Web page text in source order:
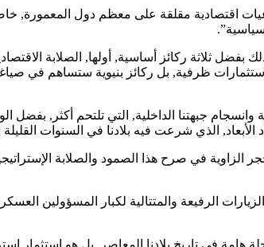
اقتصادية مقلقة على معظم دول المعمورة,
ثلاثة ركائز أساسية, أولها, الصلابة
ظرفية, بل ركائز بنيوية ستساهم في
جبهتنا الداخلية, التي تلتحم أكثر, بفضل
الذي شرعت فيه بلادنا في السنوات القليلة
الزاوية في صرح هذا الصمود والصلابة
الرفيعة والمتتالية لكبار المسؤولين